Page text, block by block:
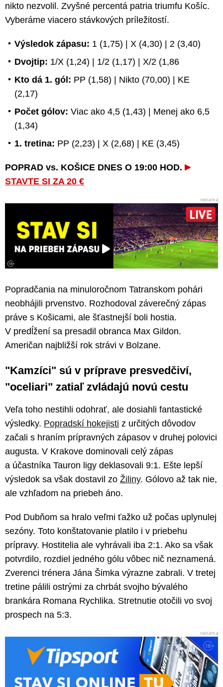
nikto nezvolil. Zvyšné percentá patria triumfu Košíc.
Vyberáme viacero stávkových príležitostí.
Výsledok zápasu: 1 (1,75) | X (4,30) | 2 (3,40)
Dvojtip: 1/X (1,24) | 1/2 (1,17) | X/2 (1,86
Kto dá 1. gól: PP (1,58) | Nikto (70,00) | KE
(2,17)
Počet gólov: Viac ako 4,5 (1,43) | Menej ako 6,5
(1,34)
1. tretina: PP (2,23) | X (2,68) | KE (3,45)
POPRAD vs. KOŠICE DNES O 19:00 HOD.
STAVTE SI ZA 20 €
Popradčania na minuloročnom Tatranskom pohári
neobhájili prvenstvo. Rozhodoval záverečný zápas
práve s Košicami, ale šťastnejší boli hostia.
V predĺžení sa presadil obranca Max Gildon.
Američan najbližší rok strávi v Bolzane.
"Kamzíci" sú v príprave presvedčiví,
"oceliari" zatiaľ zvládajú novú cestu
Veľa toho nestihli odohrať, ale dosiahli fantastické
výsledky. Popradskí hokejisti z určitých dôvodov
začali s hraním prípravných zápasov v druhej polovici
augusta. V Krakove dominovali celý zápas
a účastníka Tauron ligy deklasovali 9:1. Ešte lepší
výsledok sa však dostavil zo Žiliny. Gólovo až tak nie,
ale vzhľadom na priebeh áno.
Pod Dubňom sa hralo veľmi ťažko už počas uplynulej
sezóny. Toto konštatovanie platilo i v priebehu
prípravy. Hostitelia ale vyhrávali iba 2:1. Ako sa však
potvrdilo, rozdiel jedného gólu vôbec nič neznamená.
Zverenci trénera Jána Šimka výrazne zabrali. V tretej
tretine pálili ostrými za chrbát svojho bývalého
brankára Romana Rychlika. Stretnutie otočili vo svoj
prospech na 5:3.